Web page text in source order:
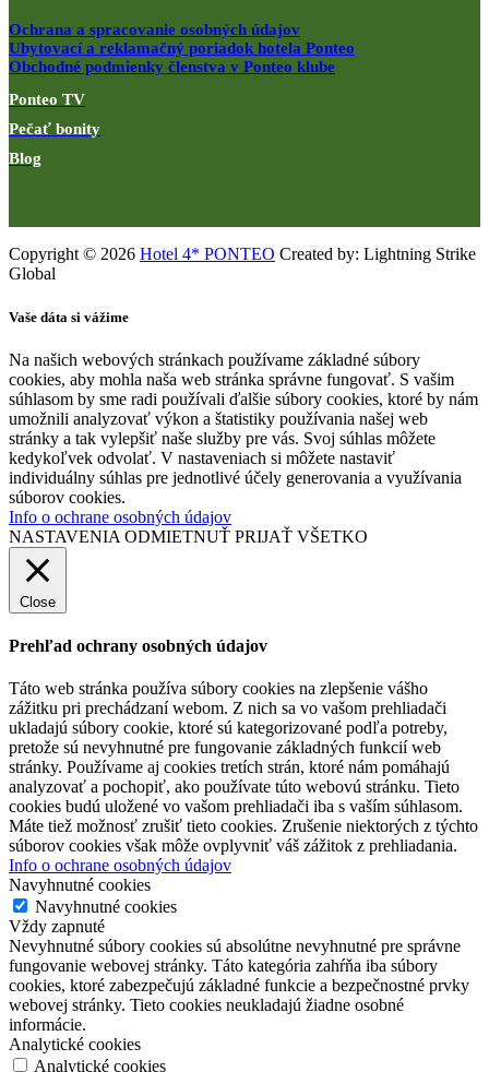
Ochrana a spracovanie osobných údajov
Ubytovací a reklamačný poriadok hotela Ponteo
Obchodné podmienky členstva v Ponteo klube
Ponteo TV
Pečať bonity
Blog
Copyright © 2026 Hotel 4* PONTEO Created by: Lightning Strike
Global
Vaše dáta si vážime
Na našich webových stránkach používame základné súbory
cookies, aby mohla naša web stránka správne fungovať. S vašim
súhlasom by sme radi používali ďalšie súbory cookies, ktoré by nám
umožnili analyzovať výkon a štatistiky používania našej web
stránky a tak vylepšiť naše služby pre vás. Svoj súhlas môžete
kedykoľvek odvolať. V nastaveniach si môžete nastaviť
individuálny súhlas pre jednotlivé účely generovania a využívania
súborov cookies.
Info o ochrane osobných údajov
NASTAVENIA ODMIETNUŤ PRIJAŤ VŠETKO
Close
Prehľad ochrany osobných údajov
Táto web stránka používa súbory cookies na zlepšenie vášho
zážitku pri prechádzaní webom. Z nich sa vo vašom prehliadači
ukladajú súbory cookie, ktoré sú kategorizované podľa potreby,
pretože sú nevyhnutné pre fungovanie základných funkcií web
stránky. Používame aj cookies tretích strán, ktoré nám pomáhajú
analyzovať a pochopiť, ako používate túto webovú stránku. Tieto
cookies budú uložené vo vašom prehliadači iba s vaším súhlasom.
Máte tiež možnosť zrušiť tieto cookies. Zrušenie niektorých z týchto
súborov cookies však môže ovplyvniť váš zážitok z prehliadania.
Info o ochrane osobných údajov
Navyhnutné cookies
Navyhnutné cookies
Vždy zapnuté
Nevyhnutné súbory cookies sú absolútne nevyhnutné pre správne
fungovanie webovej stránky. Táto kategória zahŕňa iba súbory
cookies, ktoré zabezpečujú základné funkcie a bezpečnostné prvky
webovej stránky. Tieto cookies neukladajú žiadne osobné
informácie.
Analytické cookies
Analytické cookies